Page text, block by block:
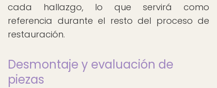
cada hallazgo, lo que servirá como
referencia durante el resto del proceso de
restauración.
Desmontaje y evaluación de
piezas